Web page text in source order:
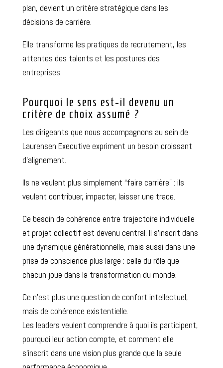
plan, devient un critère stratégique dans les
décisions de carrière.
Elle transforme les pratiques de recrutement, les
attentes des talents et les postures des
entreprises.
Pourquoi le sens est-il devenu un
critère de choix assumé ?
Les dirigeants que nous accompagnons au sein de
Laurensen Executive expriment un besoin croissant
d’alignement.
Ils ne veulent plus simplement “faire carrière” : ils
veulent contribuer, impacter, laisser une trace.
Ce besoin de cohérence entre trajectoire individuelle
et projet collectif est devenu central. Il s’inscrit dans
une dynamique générationnelle, mais aussi dans une
prise de conscience plus large : celle du rôle que
chacun joue dans la transformation du monde.
Ce n’est plus une question de confort intellectuel,
mais de cohérence existentielle.
Les leaders veulent comprendre à quoi ils participent,
pourquoi leur action compte, et comment elle
s’inscrit dans une vision plus grande que la seule